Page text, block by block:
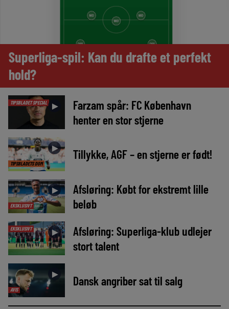
Superliga-spil: Kan du drafte et perfekt
hold?
TIPSBLADET SPECIAL ►
Farzam spår: FC København
henter en stor stjerne
TIPSBLADETS DOM
► Tillykke, AGF – en stjerne er født!
EKSKLUSIVT
►
Afsløring: Købt for ekstremt lille
beløb
EKSKLUSIVT ►
Afsløring: Superliga-klub udlejer
stort talent
AVIS
► Dansk angriber sat til salg